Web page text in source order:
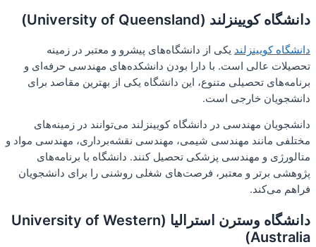
دانشگاه کویینزلند (University of Queensland)
دانشگاه کویینزلند یکی از دانشگاه‌های پیشرو و معتبر در زمینه
تحصیلات عالی است. با دارا بودن دانشکده‌های مهندسی حرفه‌ای و
برنامه‌های تحصیلی متنوع، این دانشگاه یکی از بهترین مقاصد برای
دانشجویان خارجی است.
دانشجویان مهندسی در دانشگاه کویینزلند می‌توانند در زمینه‌های
مختلفی مانند مهندسی شیمی، مهندسی نقشه‌برداری، مهندسی مواد و
متالورژی و مهندسی پزشکی تحصیل کنند. دانشگاه با برنامه‌های
پژوهشی برتر و معتبر، فرصت‌های شغلی روشنی را برای دانشجویان
فراهم می‌کند.
دانشگاه وسترن استرالیا (University of Western
Australia)